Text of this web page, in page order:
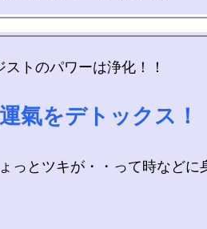
ストのパワーは浄化！！
氣をデトックス！
っとツキが・・って時などに